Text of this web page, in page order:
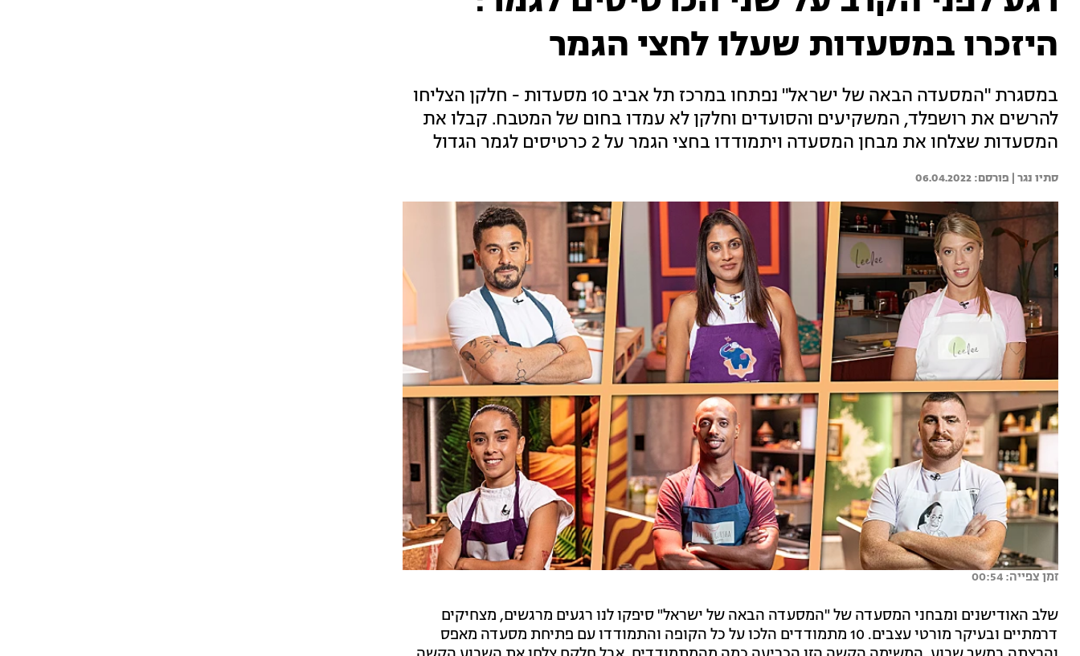
היזכרו במסעדות שעלו לחצי הגמר
במסגרת "המסעדה הבאה של ישראל" נפתחו במרכז תל אביב 10 מסעדות - חלקן הצליחו
להרשים את רושפלד, המשקיעים והסועדים וחלקן לא עמדו בחום של המטבח. קבלו את
המסעדות שצלחו את מבחן המסעדה ויתמודדו בחצי הגמר על 2 כרטיסים לגמר הגדול
סתיו נגר | 06.04.2022
זמן צפייה: 00:54
שלב האודישנים ומבחני המסעדה של "המסעדה הבאה של ישראל" סיפקו לנו רגעים מרגשים, מצחיקים
דרמתיים ובעיקר מורטי עצבים. 10 מתמודדים הלכו על כל הקופה והתמודדו עם פתיחת מסעדה מאפס